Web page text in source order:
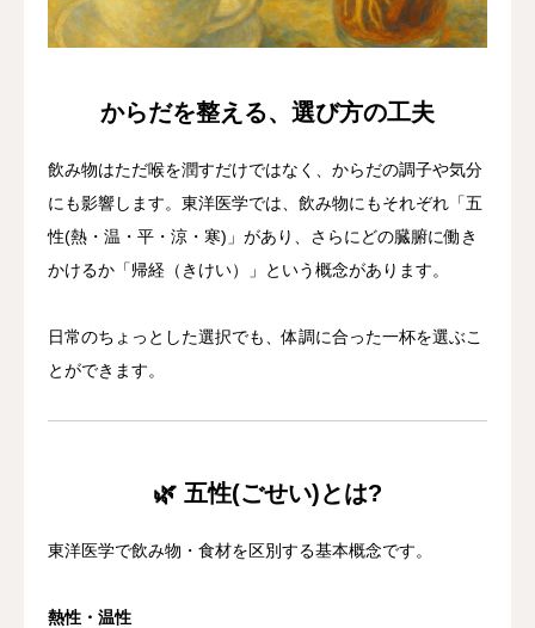
からだを整える、選び方の工夫
飲み物はただ喉を潤すだけではなく、からだの調子や気分
にも影響します。東洋医学では、飲み物にもそれぞれ「五
性(熱・温・平・涼・寒)」があり、さらにどの臓腑に働き
かけるか「帰経（きけい）」という概念があります。
日常のちょっとした選択でも、体調に合った一杯を選ぶこ
とができます。
🌿 五性(ごせい)とは?
東洋医学で飲み物・食材を区別する基本概念です。
熱性・温性
施術案内
漢方薬について